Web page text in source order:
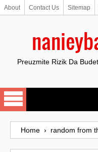
About Contact Us Sitemap
Preuzmite Rizik Da
Home › random from